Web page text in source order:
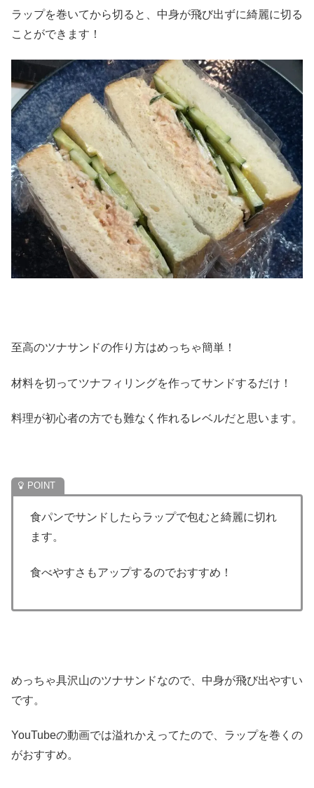
ラップを巻いてから切ると、中身が飛び出ずに綺麗に切る
ことができます！
至高のツナサンドの作り方はめっちゃ簡単！
材料を切ってツナフィリングを作ってサンドするだけ！
料理が初心者の方でも難なく作れるレベルだと思います。
食パンでサンドしたらラップで包むと綺麗に切れ
ます。
食べやすさもアップするのでおすすめ！
めっちゃ具沢山のツナサンドなので、中身が飛び出やすい
です。
YouTubeの動画では溢れかえってたので、ラップを巻くの
がおすすめ。